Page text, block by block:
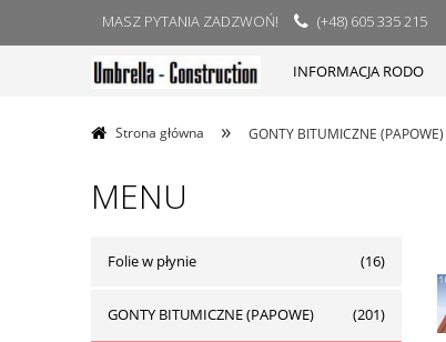
MASZ PYTANIA ZADZWOŃ! (+48) 605 335 215
INFORMACJA RODO
Strona główna » GONTY BITUMICZNE (PAPOWE)
MENU
Folie w płynie (16)
GONTY BITUMICZNE (PAPOWE) (201)